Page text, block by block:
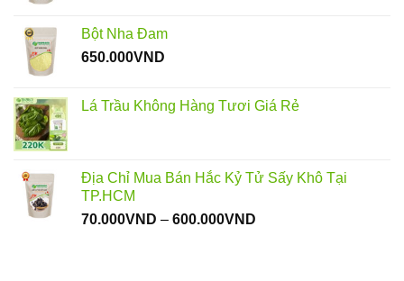
Bột Nha Đam
650.000VND
Lá Trầu Không Hàng Tươi Giá Rẻ
Địa Chỉ Mua Bán Hắc Kỷ Tử Sấy Khô Tại
TP.HCM
70.000VND – 600.000VND